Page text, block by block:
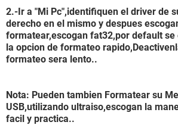
2.-Ir a "Mi Pc",identifiquen el driver de
derecho en el mismo y despues
formatear,escogan fat32,por default se
la opcion de formateo
formateo sera lento..
Nota: Pueden tambien Formatear su
USB,utilizando ultraiso,escogan la
facil y practica..